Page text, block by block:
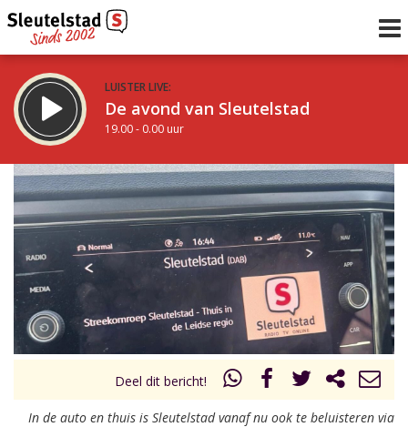
LUISTER LIVE:
De avond van Sleutelstad
19.00 - 0.00 uur
STRAKS:
De nacht van Sleutelstad
0.00 - 6.00 uur
Vorig uur
uur 1 van 0 Volgend uur
Deel dit bericht!
In de auto en thuis is Sleutelstad vanaf nu ook te beluisteren via